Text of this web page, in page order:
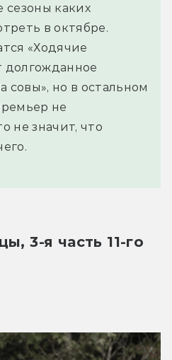
сезоны каких
в октябре.
«Ходячие
долгожданное
но в остальном
не
не значит, что
3-я часть 11-го